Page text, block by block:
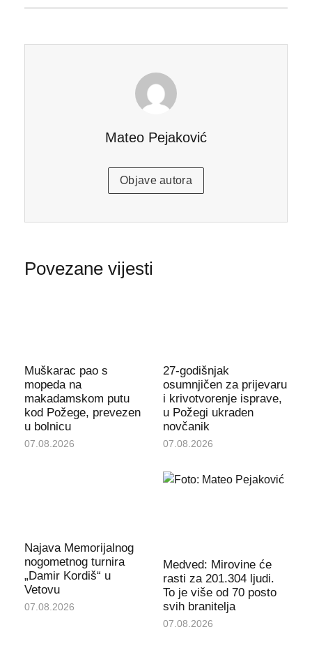
Mateo Pejaković
Objave autora
Povezane vijesti
Muškarac pao s
mopeda na
makadamskom putu
kod Požege, prevezen
u bolnicu
07.08.2026
27-godišnjak
osumnjičen za prijevaru
i krivotvorenje isprave,
u Požegi ukraden
novčanik
07.08.2026
Najava Memorijalnog
nogometnog turnira
„Damir Kordiš“ u
Vetovu
07.08.2026
Medved: Mirovine će
rasti za 201.304 ljudi.
To je više od 70 posto
svih branitelja
07.08.2026